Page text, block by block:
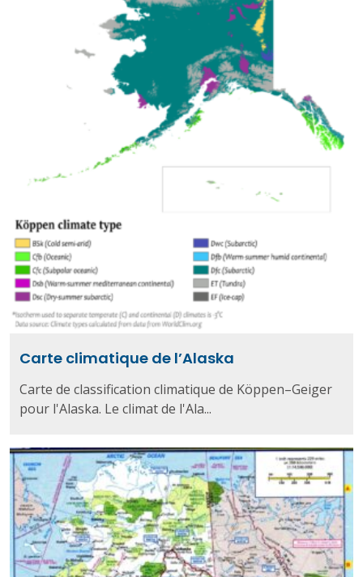
Carte climatique de l’Alaska
Carte de classification climatique de Köppen–Geiger
pour l'Alaska. Le climat de l'Ala...